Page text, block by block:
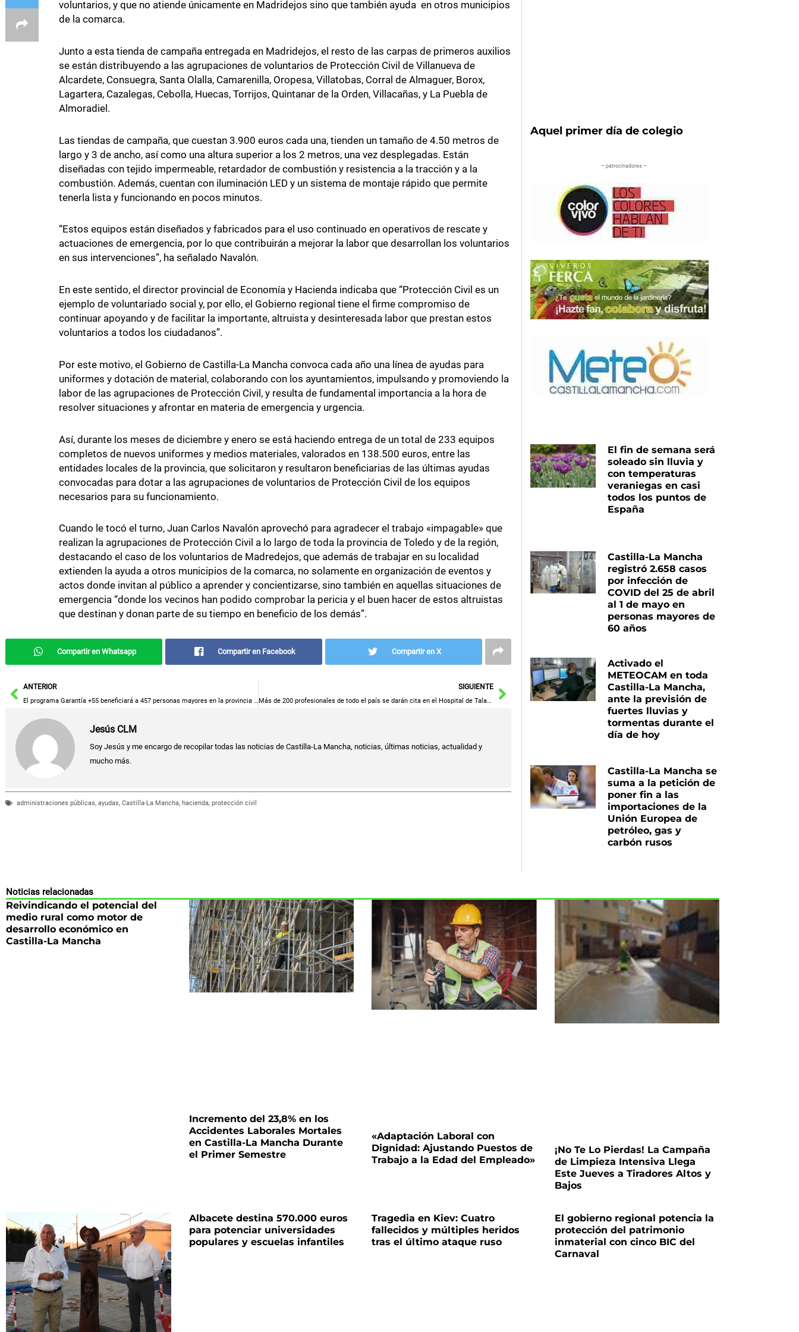
voluntarios, y que no atiende únicamente en Madridejos sino que también ayuda en otros municipios
de la comarca.
Junto a esta tienda de campaña entregada en Madridejos, el resto de las carpas de primeros auxilios
se están distribuyendo a las agrupaciones de voluntarios de Protección Civil de Villanueva de
Alcardete, Consuegra, Santa Olalla, Camarenilla, Oropesa, Villatobas, Corral de Almaguer, Borox,
Lagartera, Cazalegas, Cebolla, Huecas, Torrijos, Quintanar de la Orden, Villacañas, y La Puebla de
Almoradiel.
Las tiendas de campaña, que cuestan 3.900 euros cada una, tienden un tamaño de 4.50 metros de
largo y 3 de ancho, así como una altura superior a los 2 metros, una vez desplegadas. Están
diseñadas con tejido impermeable, retardador de combustión y resistencia a la tracción y a la
combustión. Además, cuentan con iluminación LED y un sistema de montaje rápido que permite
tenerla lista y funcionando en pocos minutos.
“Estos equipos están diseñados y fabricados para el uso continuado en operativos de rescate y
actuaciones de emergencia, por lo que contribuirán a mejorar la labor que desarrollan los voluntarios
en sus intervenciones”, ha señalado Navalón.
En este sentido, el director provincial de Economía y Hacienda indicaba que “Protección Civil es un
ejemplo de voluntariado social y, por ello, el Gobierno regional tiene el firme compromiso de
continuar apoyando y de facilitar la importante, altruista y desinteresada labor que prestan estos
voluntarios a todos los ciudadanos”.
Por este motivo, el Gobierno de Castilla-La Mancha convoca cada año una línea de ayudas para
uniformes y dotación de material, colaborando con los ayuntamientos, impulsando y promoviendo la
labor de las agrupaciones de Protección Civil, y resulta de fundamental importancia a la hora de
resolver situaciones y afrontar en materia de emergencia y urgencia.
Así, durante los meses de diciembre y enero se está haciendo entrega de un total de 233 equipos
completos de nuevos uniformes y medios materiales, valorados en 138.500 euros, entre las
entidades locales de la provincia, que solicitaron y resultaron beneficiarias de las últimas ayudas
convocadas para dotar a las agrupaciones de voluntarios de Protección Civil de los equipos
necesarios para su funcionamiento.
Cuando le tocó el turno, Juan Carlos Navalón aprovechó para agradecer el trabajo «impagable» que
realizan la agrupaciones de Protección Civil a lo largo de toda la provincia de Toledo y de la región,
destacando el caso de los voluntarios de Madredejos, que además de trabajar en su localidad
extienden la ayuda a otros municipios de la comarca, no solamente en organización de eventos y
actos donde invitan al público a aprender y concientizarse, sino también en aquellas situaciones de
emergencia “donde los vecinos han podido comprobar la pericia y el buen hacer de estos altruistas
que destinan y donan parte de su tiempo en beneficio de los demás”.
Compartir en Whatsapp Compartir en Facebook Compartir en X
AntANTERIOR
El programa Garantía +55 beneficiará a 457 personas mayores en la provincia de Toledo en su última convocatoria
SIGUIENTE
Más de 200 profesionales de todo el país se darán cita en el Hospital de Talavera en un encuentro sobre gestión en Enfermería de Urgencias y Emergencias
Siguiente
Jesús CLM
Soy Jesús y me encargo de recopilar todas las noticias de Castilla-La Mancha, noticias, últimas noticias, actualidad y
mucho más.
administraciones públicas, ayudas, Castilla-La Mancha, hacienda, protección civil
Aquel primer día de colegio
– patrocinadores –
El fin de semana será
soleado sin lluvia y
con temperaturas
veraniegas en casi
todos los puntos de
España
Castilla-La Mancha
registró 2.658 casos
por infección de
COVID del 25 de abril
al 1 de mayo en
personas mayores de
60 años
Activado el
METEOCAM en toda
Castilla-La Mancha,
ante la previsión de
fuertes lluvias y
tormentas durante el
día de hoy
Castilla-La Mancha se
suma a la petición de
poner fin a las
importaciones de la
Unión Europea de
petróleo, gas y
carbón rusos
Noticias relacionadas
Reivindicando el potencial del
medio rural como motor de
desarrollo económico en
Castilla-La Mancha
Incremento del 23,8% en los
Accidentes Laborales Mortales
en Castilla-La Mancha Durante
el Primer Semestre
«Adaptación Laboral con
Dignidad: Ajustando Puestos de
Trabajo a la Edad del Empleado»
¡No Te Lo Pierdas! La Campaña
de Limpieza Intensiva Llega
Este Jueves a Tiradores Altos y
Bajos
Albacete destina 570.000 euros
para potenciar universidades
populares y escuelas infantiles
Tragedia en Kiev: Cuatro
fallecidos y múltiples heridos
tras el último ataque ruso
El gobierno regional potencia la
protección del patrimonio
inmaterial con cinco BIC del
Carnaval